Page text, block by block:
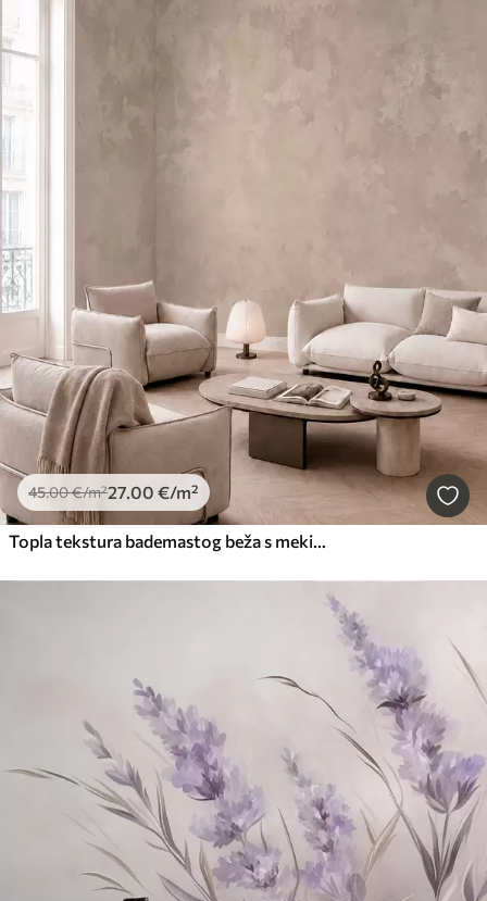
45.00€/m²27.00 €/m²
Topla tekstura bademastog beža s mekim prirodnim tonalnim prijelazima